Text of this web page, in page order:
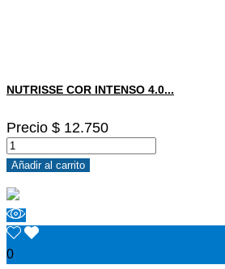
NUTRISSE COR INTENSO 4.0...
Precio $ 12.750
Añadir al carrito
0